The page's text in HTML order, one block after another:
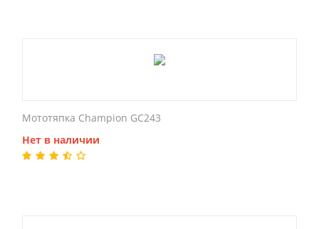
Мототяпка Champion GC243
Нет в наличии